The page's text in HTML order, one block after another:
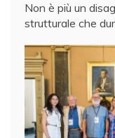
Non è più un
strutturale che